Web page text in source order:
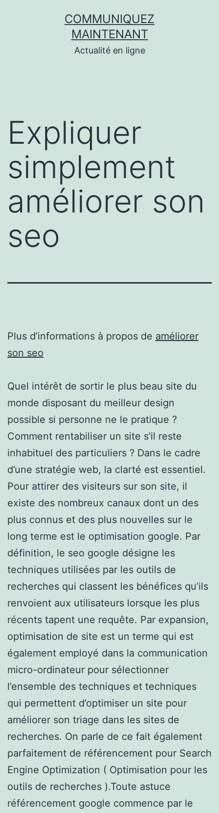
COMMUNIQUEZ
MAINTENANT
Actualité en ligne
Expliquer
simplement
améliorer son
seo
Plus d’informations à propos de améliorer
son seo
Quel intérêt de sortir le plus beau site du
monde disposant du meilleur design
possible si personne ne le pratique ?
Comment rentabiliser un site s’il reste
inhabituel des particuliers ? Dans le cadre
d’une stratégie web, la clarté est essentiel.
Pour attirer des visiteurs sur son site, il
existe des nombreux canaux dont un des
plus connus et des plus nouvelles sur le
long terme est le optimisation google. Par
définition, le seo google désigne les
techniques utilisées par les outils de
recherches qui classent les bénéfices qu’ils
renvoient aux utilisateurs lorsque les plus
récents tapent une requête. Par expansion,
optimisation de site est un terme qui est
également employé dans la communication
micro-ordinateur pour sélectionner
l’ensemble des techniques et techniques
qui permettent d’optimiser un site pour
améliorer son triage dans les sites de
recherches. On parle de ce fait également
parfaitement de référencement pour Search
Engine Optimization ( Optimisation pour les
outils de recherches ).Toute astuce
référencement google commence par le